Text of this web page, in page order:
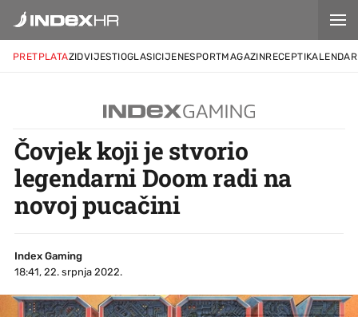
PRETPLATAZIDVIJESTIOGLASICIJENESPORTMAGAZINRECEPTIKALENDAR
Čovjek koji je stvorio
legendarni Doom radi na
novoj pucačini
Index Gaming
18:41, 22. srpnja 2022.